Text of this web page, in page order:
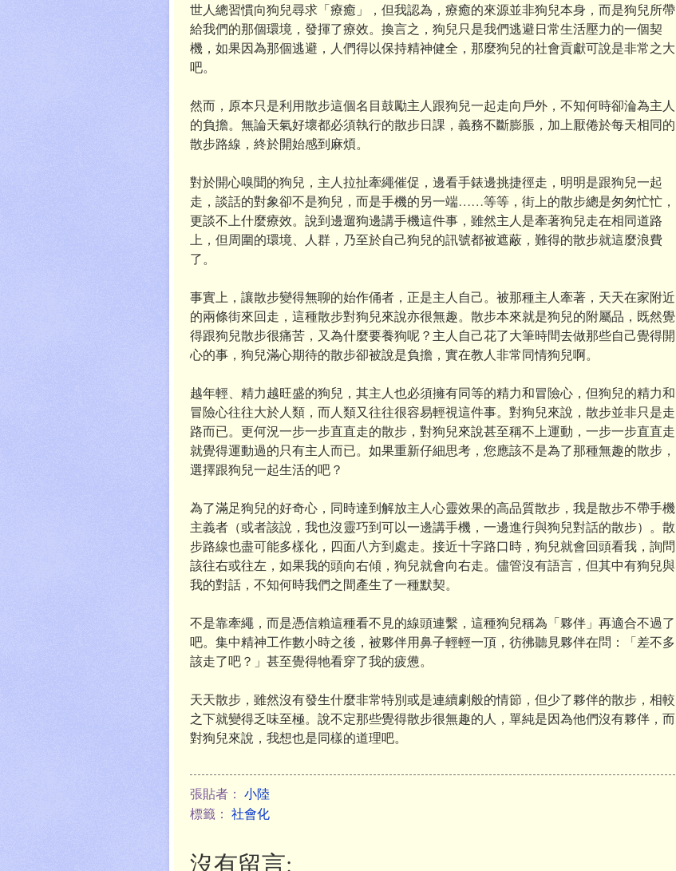
世人總習慣向狗兒尋求「療癒」，但我認為，療癒的來源並非狗兒本身，而是狗兒所帶
給我們的那個環境，發揮了療效。換言之，狗兒只是我們逃避日常生活壓力的一個契
機，如果因為那個逃避，人們得以保持精神健全，那麼狗兒的社會貢獻可說是非常之大
吧。
然而，原本只是利用散步這個名目鼓勵主人跟狗兒一起走向戶外，不知何時卻淪為主人
的負擔。無論天氣好壞都必須執行的散步日課，義務不斷膨脹，加上厭倦於每天相同的
散步路線，終於開始感到麻煩。
對於開心嗅聞的狗兒，主人拉扯牽繩催促，邊看手錶邊挑捷徑走，明明是跟狗兒一起
走，談話的對象卻不是狗兒，而是手機的另一端……等等，街上的散步總是匆匆忙忙，
更談不上什麼療效。說到邊遛狗邊講手機這件事，雖然主人是牽著狗兒走在相同道路
上，但周圍的環境、人群，乃至於自己狗兒的訊號都被遮蔽，難得的散步就這麼浪費
了。
事實上，讓散步變得無聊的始作俑者，正是主人自己。被那種主人牽著，天天在家附近
的兩條街來回走，這種散步對狗兒來說亦很無趣。散步本來就是狗兒的附屬品，既然覺
得跟狗兒散步很痛苦，又為什麼要養狗呢？主人自己花了大筆時間去做那些自己覺得開
心的事，狗兒滿心期待的散步卻被說是負擔，實在教人非常同情狗兒啊。
越年輕、精力越旺盛的狗兒，其主人也必須擁有同等的精力和冒險心，但狗兒的精力和
冒險心往往大於人類，而人類又往往很容易輕視這件事。對狗兒來說，散步並非只是走
路而已。更何況一步一步直直走的散步，對狗兒來說甚至稱不上運動，一步一步直直走
就覺得運動過的只有主人而已。如果重新仔細思考，您應該不是為了那種無趣的散步，
選擇跟狗兒一起生活的吧？
為了滿足狗兒的好奇心，同時達到解放主人心靈效果的高品質散步，我是散步不帶手機
主義者（或者該說，我也沒靈巧到可以一邊講手機，一邊進行與狗兒對話的散步）。散
步路線也盡可能多樣化，四面八方到處走。接近十字路口時，狗兒就會回頭看我，詢問
該往右或往左，如果我的頭向右傾，狗兒就會向右走。儘管沒有語言，但其中有狗兒與
我的對話，不知何時我們之間產生了一種默契。
不是靠牽繩，而是憑信賴這種看不見的線頭連繫，這種狗兒稱為「夥伴」再適合不過了
吧。集中精神工作數小時之後，被夥伴用鼻子輕輕一頂，彷彿聽見夥伴在問：「差不多
該走了吧？」甚至覺得牠看穿了我的疲憊。
天天散步，雖然沒有發生什麼非常特別或是連續劇般的情節，但少了夥伴的散步，相較
之下就變得乏味至極。說不定那些覺得散步很無趣的人，單純是因為他們沒有夥伴，而
對狗兒來說，我想也是同樣的道理吧。
張貼者： 小陸
標籤： 社會化
沒有留言: